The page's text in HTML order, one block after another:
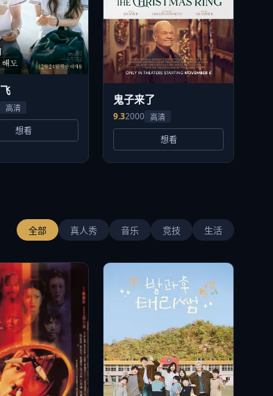
高清
想看
鬼子来了
9.32000 高清
想看
全部 真人秀 音乐 竞技 生活